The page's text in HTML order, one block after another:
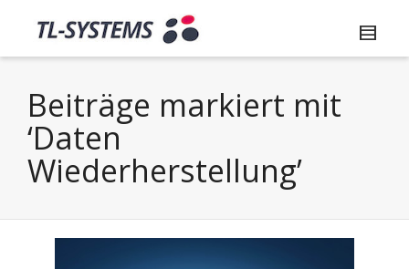
Beiträge markiert mit
‘Daten
Wiederherstellung’